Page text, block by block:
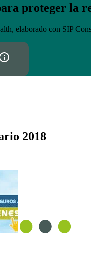
en
ejemplos prácticos
2018